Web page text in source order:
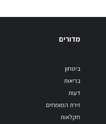
מדורים
ביטחון
בריאות
דעות
זירת המומחים
חקלאות